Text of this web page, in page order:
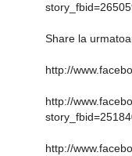
Share la
http://
http://
http://